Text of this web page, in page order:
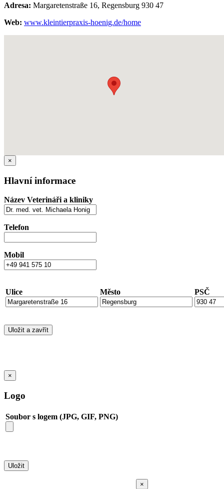
Adresa: Margaretenstraße 16, Regensburg 930 47
Web: www.kleintierpraxis-hoenig.de/home
×
Hlavní informace
Název Veterináři a kliniky
Telefon
Mobil
Ulice Město PSČ
×
Logo
Soubor s logem (JPG, GIF, PNG)
×